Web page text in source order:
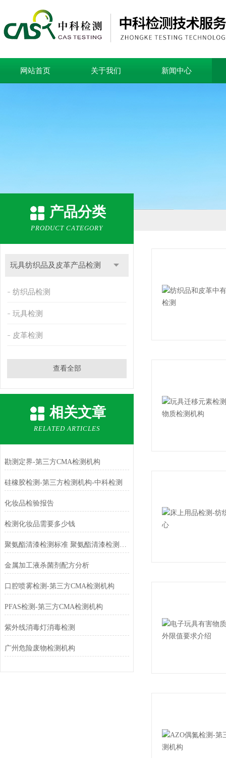
网站首页 关于我们 新闻中心
产品分类
PRODUCT CATEGORY
玩具纺织品及皮革产品检测
纺织品检测
玩具检测
皮革检测
查看全部
相关文章
RELATED ARTICLES
勘测定界-第三方CMA检测机构
硅橡胶检测-第三方检测机构-中科检测
化妆品检验报告
检测化妆品需要多少钱
聚氨酯清漆检测标准 聚氨酯清漆检测方法 聚氨酯面漆检测项目有哪些
金属加工液杀菌剂配方分析
口腔喷雾检测-第三方CMA检测机构
PFAS检测-第三方CMA检测机构
紫外线消毒灯消毒检测
广州危险废物检测机构